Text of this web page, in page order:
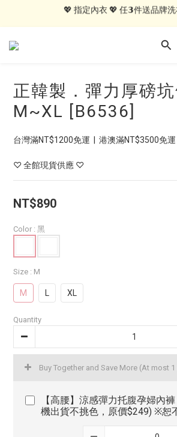
💖 指定居家服 💖 𝟭件就送MIT紗
💖 指定內衣 💖 任𝟯件送品牌洗
正韓製．彈力厚磅
M~XL [B6536]
台灣滿NT$1200免運  |  港澳滿NT$3500免運
♡ 全館現貨供應 ♡
NT$890
Color : 黑
Size : M
M XL
Quantity
Buy Together and Save More (At most
【高腰】涼感彈力托腹孕婦內
機出貨不挑色，原價$249) ※恕